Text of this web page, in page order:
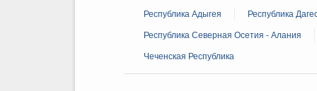
Республика Адыгея Республика
Республика Северная Осетия - Алания
Чеченская Республика